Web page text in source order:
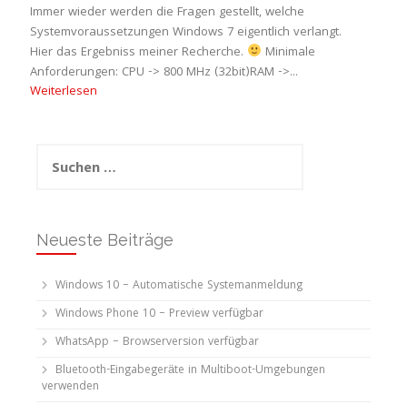
Immer wieder werden die Fragen gestellt, welche
Systemvoraussetzungen Windows 7 eigentlich verlangt.
Hier das Ergebniss meiner Recherche.
Minimale
Anforderungen: CPU -> 800 MHz (32bit)RAM ->...
Weiterlesen
nach:
Neueste Beiträge
Windows 10 – Automatische Systemanmeldung
Windows Phone 10 – Preview verfügbar
WhatsApp – Browserversion verfügbar
Bluetooth-Eingabegeräte in Multiboot-Umgebungen
verwenden